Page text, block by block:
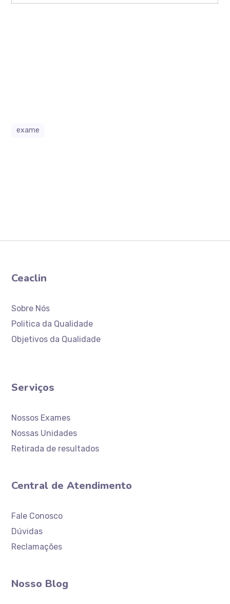
exame
Ceaclin
Sobre Nós
Politica da Qualidade
Objetivos da Qualidade
Serviços
Nossos Exames
Nossas Unidades
Retirada de resultados
Central de Atendimento
Fale Conosco
Dúvidas
Reclamações
Nosso Blog